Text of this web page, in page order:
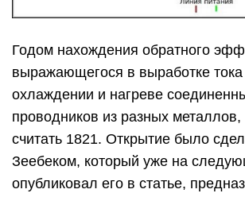
Годом нахождения обратного
выражающегося в выработке тока
охлаждении и нагреве
проводников из разных металлов,
считать 1821. Открытие было
Зеебеком, который уже на
опубликовал его в статье,